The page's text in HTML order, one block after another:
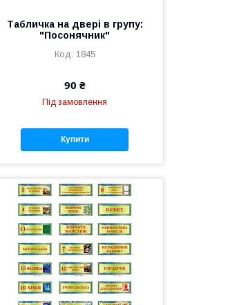
Табличка на двері в групу:
"Посонячник"
1845
90 ₴
Під замовлення
Купити